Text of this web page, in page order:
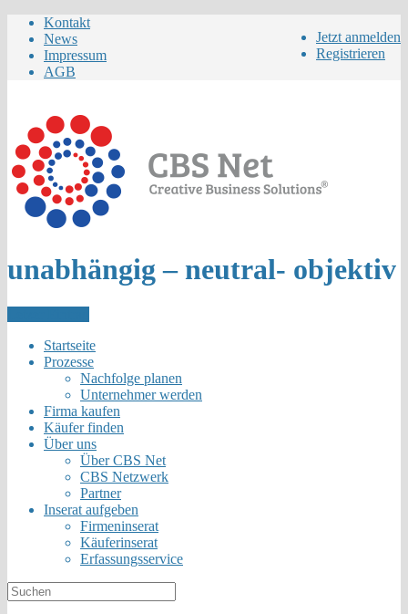
Jetzt anmelden
Registrieren
Kontakt
News
Impressum
AGB
unabhängig – neutral- objektiv
Startseite
Prozesse
Nachfolge planen
Unternehmer werden
Firma kaufen
Käufer finden
Über uns
Über CBS Net
CBS Netzwerk
Partner
Inserat aufgeben
Firmeninserat
Käuferinserat
Erfassungsservice